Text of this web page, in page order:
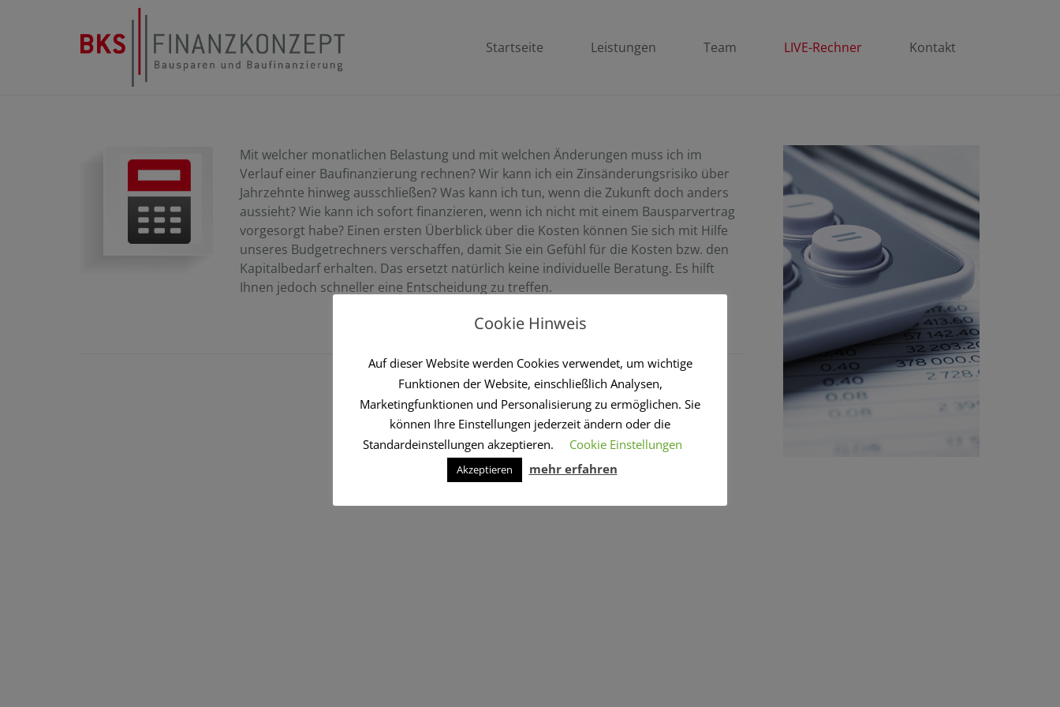
Startseite Leistungen Team LIVE-Rechner Kontakt
Mit welcher monatlichen Belastung und mit welchen Änderungen muss ich im
Verlauf einer Baufinanzierung rechnen? Wir kann ich ein Zinsänderungsrisiko über
Jahrzehnte hinweg ausschließen? Was kann ich tun, wenn die Zukunft doch anders
aussieht? Wie kann ich sofort finanzieren, wenn ich nicht mit einem Bausparvertrag
vorgesorgt habe? Einen ersten Überblick über die Kosten können Sie sich mit Hilfe
unseres Budgetrechners verschaffen, damit Sie ein Gefühl für die Kosten bzw. den
Kapitalbedarf erhalten. Das ersetzt natürlich keine individuelle Beratung. Es hilft
Ihnen jedoch schneller eine Entscheidung zu treffen.
Cookie Hinweis
Auf dieser Website werden Cookies verwendet, um wichtige
Funktionen der Website, einschließlich Analysen,
Marketingfunktionen und Personalisierung zu ermöglichen. Sie
können Ihre Einstellungen jederzeit ändern oder die
Standardeinstellungen akzeptieren.
Cookie Einstellungen
Akzeptieren mehr erfahren